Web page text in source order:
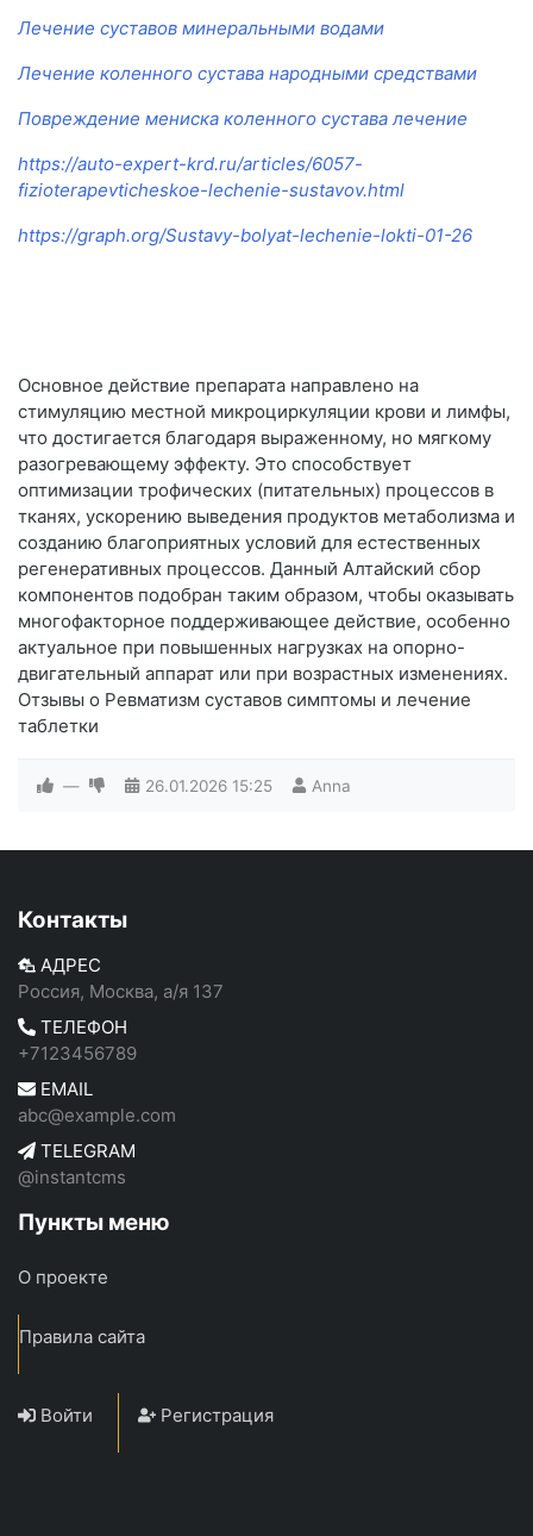
Лечение суставов минеральными водами
Лечение коленного сустава народными средствами
Повреждение мениска коленного сустава лечение
https://auto-expert-krd.ru/articles/6057-
fizioterapevticheskoe-lechenie-sustavov.html
https://graph.org/Sustavy-bolyat-lechenie-lokti-01-26
Основное действие препарата направлено на
стимуляцию местной микроциркуляции крови и лимфы,
что достигается благодаря выраженному, но мягкому
разогревающему эффекту. Это способствует
оптимизации трофических (питательных) процессов в
тканях, ускорению выведения продуктов метаболизма и
созданию благоприятных условий для естественных
регенеративных процессов. Данный Алтайский сбор
компонентов подобран таким образом, чтобы оказывать
многофакторное поддерживающее действие, особенно
актуальное при повышенных нагрузках на опорно-
двигательный аппарат или при возрастных изменениях.
Отзывы о Ревматизм суставов симптомы и лечение
таблетки
— 26.01.2026 15:25 Anna
Контакты
АДРЕС
Россия, Москва, а/я 137
ТЕЛЕФОН
+7123456789
EMAIL
abc@example.com
TELEGRAM
@instantcms
Пункты меню
О проекте
Правила сайта
Войти Регистрация